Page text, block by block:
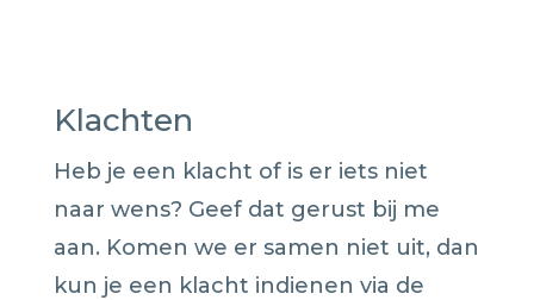
Klachten
Heb je een klacht of is er iets niet
naar wens? Geef dat gerust bij me
aan. Komen we er samen niet uit, dan
kun je een klacht indienen via de